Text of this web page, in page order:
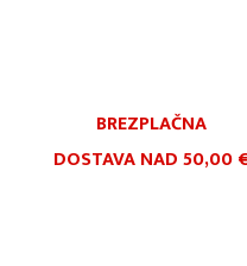
BREZPLAČNA
DOSTAVA NAD 50,00